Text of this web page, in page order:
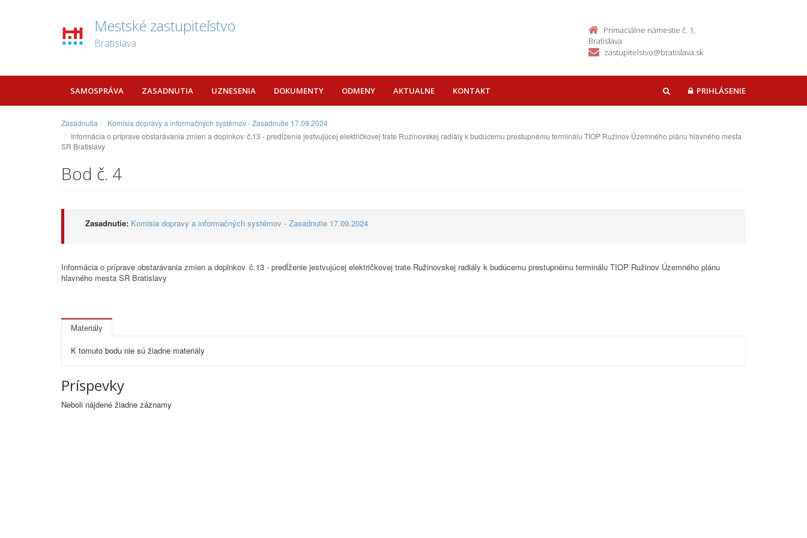
Mestské zastupiteľstvo
Bratislava
Primaciálne námestie č. 1,
Bratislava
zastupitelstvo@bratislava.sk
SAMOSPRÁVA ZASADNUTIA UZNESENIA DOKUMENTY ODMENY AKTUALNE KONTAKT HĽADAŤPRIHLÁSENIE
Zasadnutia
Komisia dopravy a informačných systémov - Zasadnutie 17.09.2024
Informácia o príprave obstarávania zmien a doplnkov č.13 - predĺženie jestvujúcej električkovej trate Ružinovskej radiály k budúcemu prestupnému terminálu TIOP Ružinov Územného plánu hlavného mesta
SR Bratislavy
Bod č. 4
Zasadnutie: Komisia dopravy a informačných systémov - Zasadnutie 17.09.2024
Informácia o príprave obstarávania zmien a doplnkov č.13 - predĺženie jestvujúcej električkovej trate Ružinovskej radiály k budúcemu prestupnému terminálu TIOP Ružinov Územného plánu
hlavného mesta SR Bratislavy
Materiály
K tomuto bodu nie sú žiadne materiály
Príspevky
Neboli nájdené žiadne záznamy